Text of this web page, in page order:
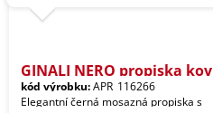
GINALI NERO propiska kov
kód výrobku:APR_116266
Elegantní černá mosazná propiska s